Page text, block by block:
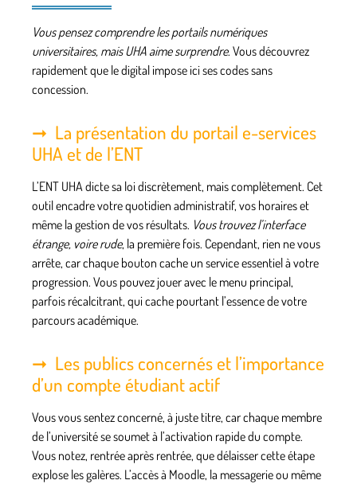
Vous pensez comprendre les portails numériques
universitaires, mais UHA aime surprendre. Vous découvrez
rapidement que le digital impose ici ses codes sans
concession.
La présentation du portail e-services
UHA et de l’ENT
L’ENT UHA dicte sa loi discrètement, mais complètement. Cet
outil encadre votre quotidien administratif, vos horaires et
même la gestion de vos résultats. Vous trouvez l’interface
étrange, voire rude, la première fois. Cependant, rien ne vous
arrête, car chaque bouton cache un service essentiel à votre
progression. Vous pouvez jouer avec le menu principal,
parfois récalcitrant, qui cache pourtant l’essence de votre
parcours académique.
Les publics concernés et l’importance
d’un compte étudiant actif
Vous vous sentez concerné, à juste titre, car chaque membre
de l’université se soumet à l’activation rapide du compte.
Vous notez, rentrée après rentrée, que délaisser cette étape
explose les galères. L’accès à Moodle, la messagerie ou même